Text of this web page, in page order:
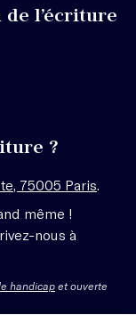
de l’écriture
?
75005 Paris
même !
nous à
handicap et ouverte